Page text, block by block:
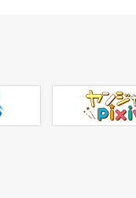
ヤンジャンpixiv